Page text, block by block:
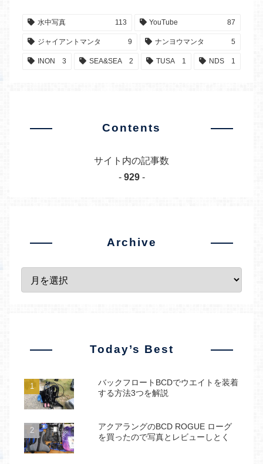
水中写真 113 YouTube 87
ジャイアントマンタ 9 ナンヨウマンタ 5
INON 3 SEA&SEA 2 TUSA 1 NDS 1
Contents
サイト内の記事数
- 929-
Archive
Today’s Best
バックフロートBCDでウエイトを装着
する方法3つを解説
アクアラングのBCD ROGUE ローグ
を買ったので写真とレビューしとく